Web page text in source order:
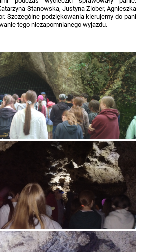
Stanowska, Justyna Ziober, Agnieszka
Szczególne podziękowania kierujemy do pani
tego niezapomnianego wyjazdu.